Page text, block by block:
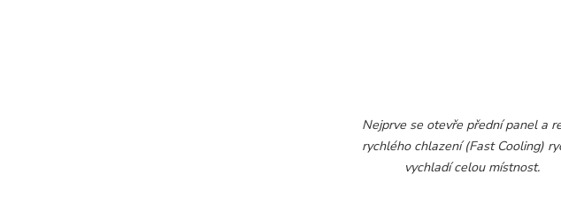
Nejprve se otevře přední panel a
rychlého chlazení (Fast Cooling)
vychladí celou místnost.